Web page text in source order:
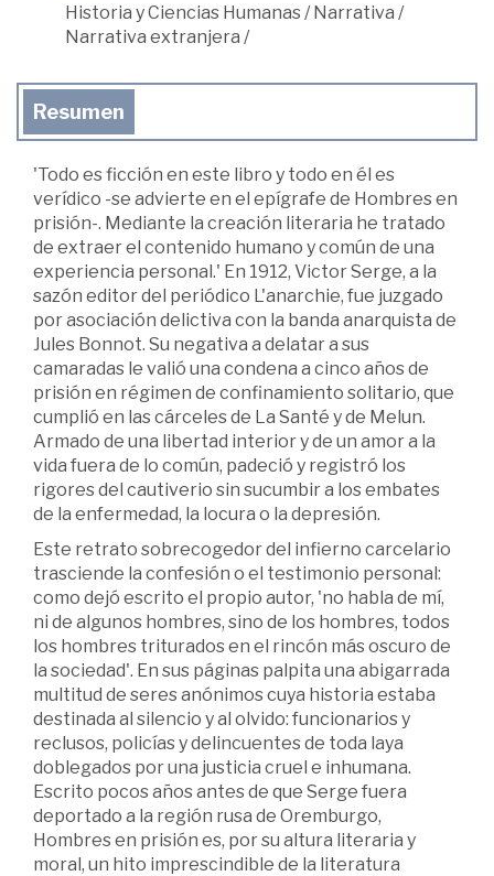
Historia y Ciencias Humanas /Narrativa /
Narrativa extranjera /
Resumen
'Todo es ficción en este libro y todo en él es
verídico -se advierte en el epígrafe de Hombres en
prisión-. Mediante la creación literaria he tratado
de extraer el contenido humano y común de una
experiencia personal.' En 1912, Victor Serge, a la
sazón editor del periódico L'anarchie, fue juzgado
por asociación delictiva con la banda anarquista de
Jules Bonnot. Su negativa a delatar a sus
camaradas le valió una condena a cinco años de
prisión en régimen de confinamiento solitario, que
cumplió en las cárceles de La Santé y de Melun.
Armado de una libertad interior y de un amor a la
vida fuera de lo común, padeció y registró los
rigores del cautiverio sin sucumbir a los embates
de la enfermedad, la locura o la depresión.
Este retrato sobrecogedor del infierno carcelario
trasciende la confesión o el testimonio personal:
como dejó escrito el propio autor, 'no habla de mí,
ni de algunos hombres, sino de los hombres, todos
los hombres triturados en el rincón más oscuro de
la sociedad'. En sus páginas palpita una abigarrada
multitud de seres anónimos cuya historia estaba
destinada al silencio y al olvido: funcionarios y
reclusos, policías y delincuentes de toda laya
doblegados por una justicia cruel e inhumana.
Escrito pocos años antes de que Serge fuera
deportado a la región rusa de Oremburgo,
Hombres en prisión es, por su altura literaria y
moral, un hito imprescindible de la literatura